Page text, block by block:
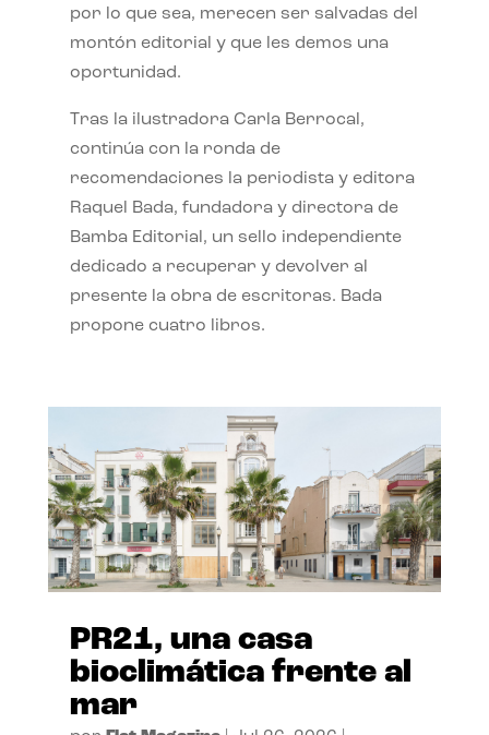
por lo que sea, merecen ser salvadas del
montón editorial y que les demos una
oportunidad.
Tras la ilustradora Carla Berrocal,
continúa con la ronda de
recomendaciones la periodista y editora
Raquel Bada, fundadora y directora de
Bamba Editorial, un sello independiente
dedicado a recuperar y devolver al
presente la obra de escritoras. Bada
propone cuatro libros.
PR21, una casa
bioclimática frente al
mar